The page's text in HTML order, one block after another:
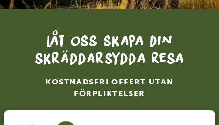
Låt oss skapa din
skräddarsydda resa
KOSTNADSFRI OFFERT UTAN
FÖRPLIKTELSER